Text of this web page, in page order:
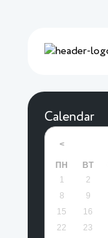
Calendar
<
ПН ВТ
1
2
8
9
15
16
22
23